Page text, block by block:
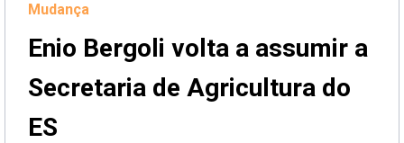
Mudança
Enio Bergoli volta a assumir a
Secretaria de Agricultura do
ES